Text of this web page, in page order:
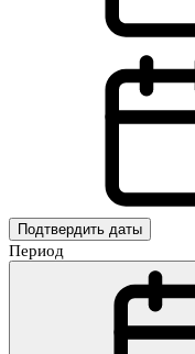
Подтвердить даты
Период